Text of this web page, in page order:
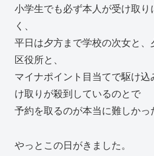
小学生でも必ず本人が受け取
く、
平日は夕方まで学校の次女と
区役所と、
マイナポイント目当てで駆け
け取りが殺到しているのとで
予約を取るのが本当に難しかっ
やっとこの日がきました。